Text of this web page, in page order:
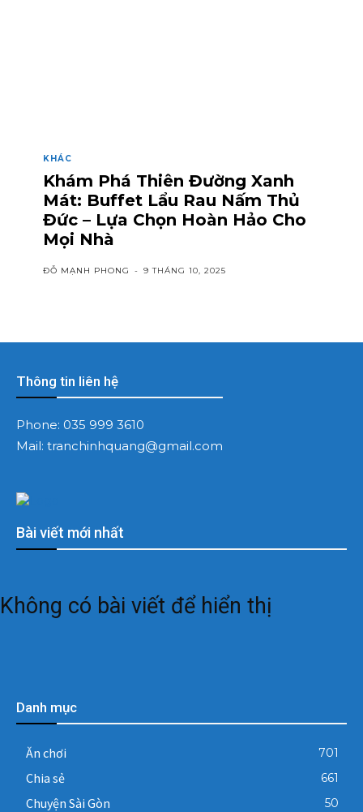
KHÁC
Khám Phá Thiên Đường Xanh
Mát: Buffet Lẩu Rau Nấm Thủ
Đức – Lựa Chọn Hoàn Hảo Cho
Mọi Nhà
ĐỖ MẠNH PHONG - 9 THÁNG 10, 2025
Bài viết mới nhất
Không có bài viết để hiển thị
Danh mục
Ăn chơi 701
Chia sẻ 661
Chuyện Sài Gòn 50
Thông tin liên hệ
Phone: 035 999 3610
Mail: tranchinhquang@gmail.com